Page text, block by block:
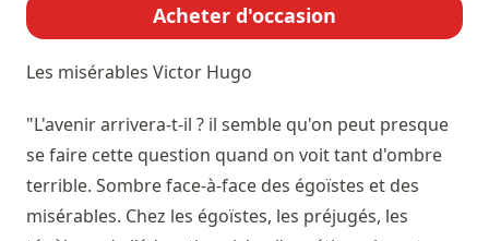
Acheter d'occasion
Les misérables Victor Hugo
"L'avenir arrivera-t-il ? il semble qu'on peut presque
se faire cette question quand on voit tant d'ombre
terrible. Sombre face-à-face des égoïstes et des
misérables. Chez les égoïstes, les préjugés, les